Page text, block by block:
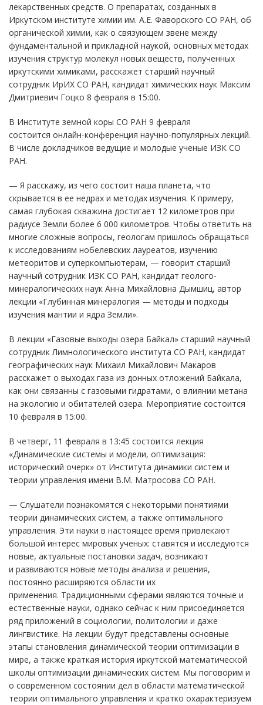
лекарственных средств. О препаратах, созданных в
Иркутском институте химии им. А.Е. Фаворского СО РАН, об
органической химии, как о связующем звене между
фундаментальной и прикладной наукой, основных методах
изучения структур молекул новых веществ, полученных
иркутскими химиками, расскажет старший научный
сотрудник ИрИХ СО РАН, кандидат химических наук Максим
Дмитриевич Гоцко 8 февраля в 15:00.
В Институте земной коры СО РАН 9 февраля
состоится онлайн-конференция научно-популярных лекций.
В числе докладчиков ведущие и молодые ученые ИЗК СО
РАН.
— Я расскажу, из чего состоит наша планета, что
скрывается в ее недрах и методах изучения. К примеру,
самая глубокая скважина достигает 12 километров при
радиусе Земли более 6 000 километров. Чтобы ответить на
многие сложные вопросы, геологам пришлось обращаться
к исследованиям нобелевских лауреатов, изучению
метеоритов и суперкомпьютерам, — говорит старший
научный сотрудник ИЗК СО РАН, кандидат геолого-
минералогических наук Анна Михайловна Дымшиц, автор
лекции «Глубинная минералогия — методы и подходы
изучения мантии и ядра Земли».
В лекции «Газовые выходы озера Байкал» старший научный
сотрудник Лимнологического института СО РАН, кандидат
географических наук Михаил Михайлович Макаров
расскажет о выходах газа из донных отложений Байкала,
как они связанны с газовыми гидратами, о влиянии метана
на экологию и обитателей озера. Мероприятие состоится
10 февраля в 15:00.
В четверг, 11 февраля в 13:45 состоится лекция
«Динамические системы и модели, оптимизация:
исторический очерк» от Института динамики систем и
теории управления имени В.М. Матросова СО РАН.
— Слушатели познакомятся с некоторыми понятиями
теории динамических систем, а также оптимального
управления. Эти науки в настоящее время привлекают
большой интерес мировых ученых: ставятся и исследуются
новые, актуальные постановки задач, возникают
и развиваются новые методы анализа и решения,
постоянно расширяются области их
применения. Традиционными сферами являются точные и
естественные науки, однако сейчас к ним присоединяется
ряд приложений в социологии, политологии и даже
лингвистике. На лекции будут представлены основные
этапы становления динамической теории оптимизации в
мире, а также краткая история иркутской математической
школы оптимизации динамических систем. Мы поговорим и
о современном состоянии дел в области математической
теории оптимального управления и кратко охарактеризуем